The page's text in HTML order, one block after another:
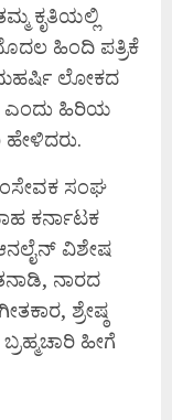
ಕೃತಿಯಲ್ಲಿ
ಹಿಂದಿ ಪತ್ರಿಕೆ
ಮಹರ್ಷಿ ಲೋಕದ
ಎಂದು ಹಿರಿಯ
ಹೇಳಿದರು.
ಸಂಘ
ಕರ್ನಾಟಕ
ವಿಶೇಷ
ನಾರದ
ಶ್ರೇಷ್ಠ
ಹೀಗೆ